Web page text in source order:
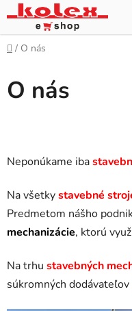
Prejsť
na
obsah
Domov
/ O nás
O nás
Neponúkame iba
Na všetkystavebné
Predmetom nášho
mechanizácie, ktorú
Na trhu stavebných
súkromných dodávateľov